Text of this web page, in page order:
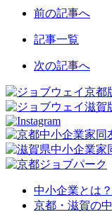
前の記事へ
記事一覧
次の記事へ
中小企業とは？
京都・滋賀の